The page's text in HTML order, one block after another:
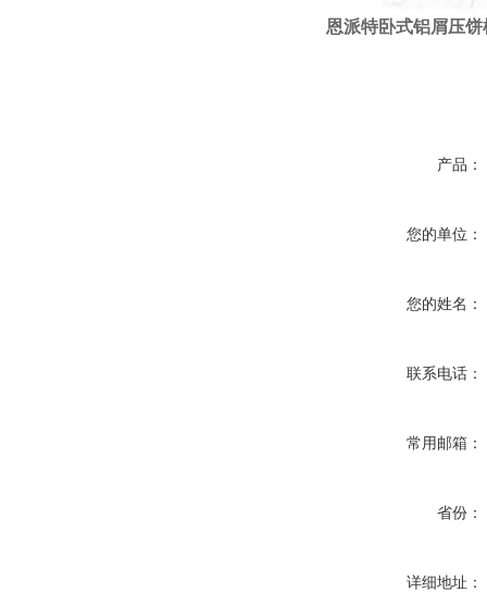
恩派特卧式铝屑压饼
产品：
您的单位：
您的姓名：
联系电话：
常用邮箱：
省份：
详细地址：